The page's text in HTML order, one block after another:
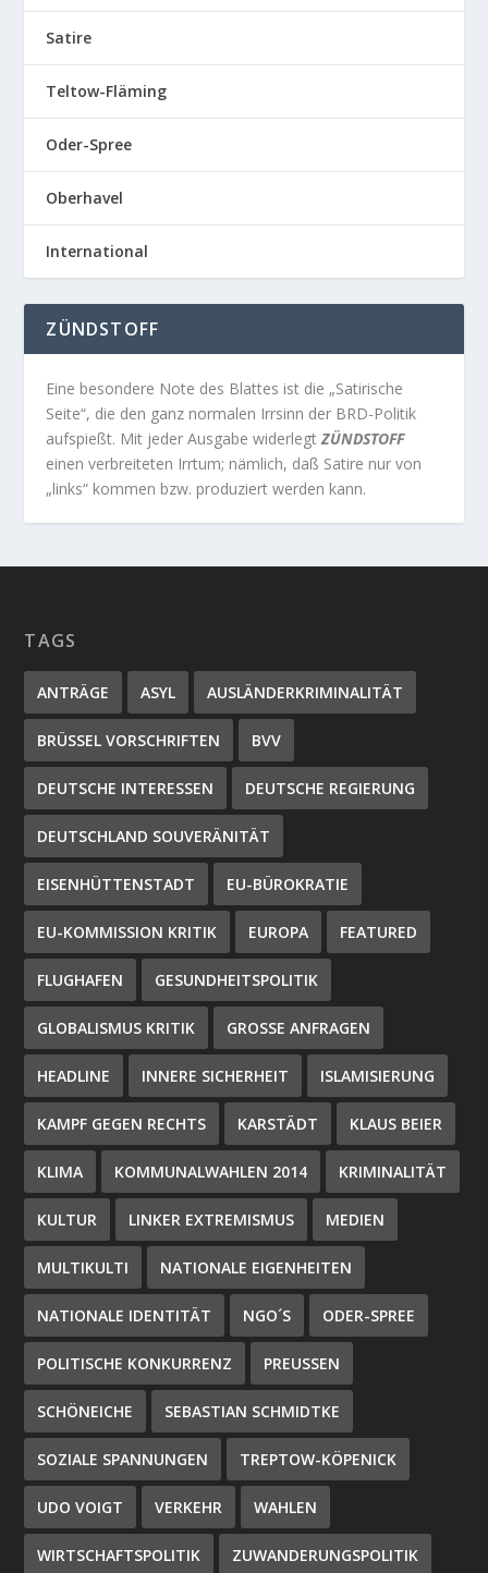
Satire
Teltow-Fläming
Oder-Spree
Oberhavel
International
ZÜNDSTOFF
Eine besondere Note des Blattes ist die „Satirische
Seite“, die den ganz normalen Irrsinn der BRD-Politik
aufspießt. Mit jeder Ausgabe widerlegtZÜNDSTOFF
einen verbreiteten Irrtum; nämlich, daß Satire nur von
„links“ kommen bzw. produziert werden kann.
TAGS
ANTRÄGE ASYL AUSLÄNDERKRIMINALITÄT
BRÜSSEL VORSCHRIFTEN BVV
DEUTSCHE INTERESSEN DEUTSCHE REGIERUNG
DEUTSCHLAND SOUVERÄNITÄT
EISENHÜTTENSTADT EU-BÜROKRATIE
EU-KOMMISSION KRITIK EUROPA FEATURED
FLUGHAFEN GESUNDHEITSPOLITIK
GLOBALISMUS KRITIK GROSSE ANFRAGEN
HEADLINE INNERE SICHERHEIT ISLAMISIERUNG
KAMPF GEGEN RECHTS KARSTÄDT KLAUS BEIER
KLIMA KOMMUNALWAHLEN 2014 KRIMINALITÄT
KULTUR LINKER EXTREMISMUS MEDIEN
MULTIKULTI NATIONALE EIGENHEITEN
NATIONALE IDENTITÄT NGO´S ODER-SPREE
POLITISCHE KONKURRENZ PREUSSEN
SCHÖNEICHE SEBASTIAN SCHMIDTKE
SOZIALE SPANNUNGEN TREPTOW-KÖPENICK
UDO VOIGT VERKEHR WAHLEN
WIRTSCHAFTSPOLITIK ZUWANDERUNGSPOLITIK